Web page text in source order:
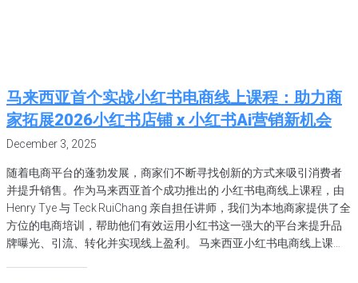
马来西亚首个实战小红书电商线上课程：助力商
家拓展2026小红书店铺 x 小红书Ai营销新机会
December 3, 2025
随着电商平台的蓬勃发展，商家们不断寻找创新的方式来吸引消费者
并提升销售。作为马来西亚首个成功推出的 小红书电商线上课程，由
Henry Tye 与 Teck RuiChang 亲自担任讲师，我们为本地商家提供了全
方位的电商培训，帮助他们有效运用小红书这一强大的平台来提升品
牌曝光、引流、转化并实现线上盈利。 马来西亚小红书电商线上课